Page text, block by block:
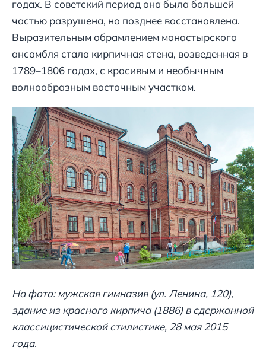
годах. В советский период она была большей
частью разрушена, но позднее восстановлена.
Выразительным обрамлением монастырского
ансамбля стала кирпичная стена, возведенная в
1789–1806 годах, с красивым и необычным
волнообразным восточным участком.
На фото: мужская гимназия (ул. Ленина, 120),
здание из красного кирпича (1886) в сдержанной
классицистической стилистике, 28 мая 2015
года.